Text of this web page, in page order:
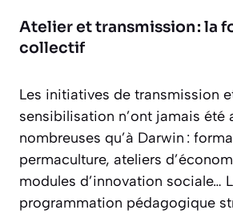
Atelier et transmission : la
collectif
Les initiatives de transmission
sensibilisation n’ont jamais été
nombreuses qu’à Darwin :
permaculture, ateliers
modules d’innovation sociale…
programmation pédagogique